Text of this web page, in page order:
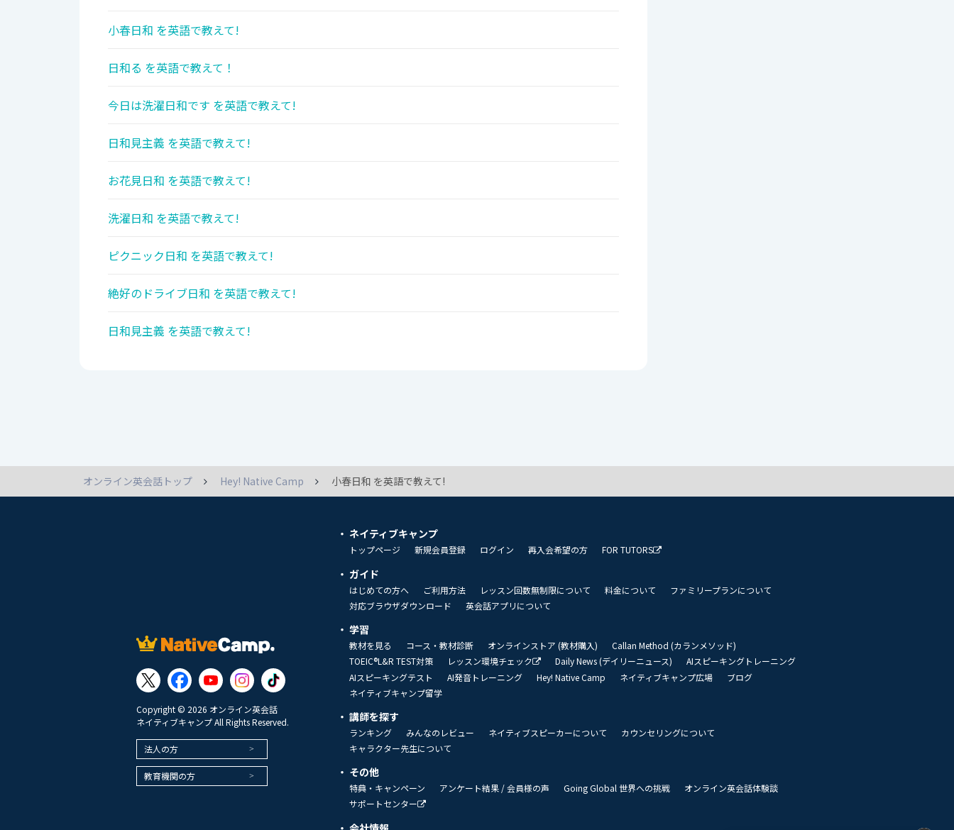
小春日和 を英語で教えて!
日和る を英語で教えて！
今日は洗濯日和です を英語で教えて!
日和見主義 を英語で教えて!
お花見日和 を英語で教えて!
洗濯日和 を英語で教えて!
ピクニック日和 を英語で教えて!
絶好のドライブ日和 を英語で教えて!
日和見主義 を英語で教えて!
オンライン英会話トップ Hey! Native Camp 小春日和 を英語で教えて!
Copyright © 2026 オンライン英会話
ネイティブキャンプ All Rights Reserved.
法人の方
教育機関の方
ネイティブキャンプ
トップページ 新規会員登録 ログイン 再入会希望の方 FOR TUTORS
ガイド
はじめての方へ ご利用方法 レッスン回数無制限について 料金について
ファミリープランについて
対応ブラウザダウンロード
英会話アプリについて
学習
教材を見る コース・教材診断 オンラインストア (教材購入)
Callan Method (カランメソッド)
TOEIC®L&R TEST対策
レッスン環境チェック Daily News (デイリーニュース)
AIスピーキングトレーニング
AIスピーキングテスト
AI発音トレーニング Hey! Native Camp ネイティブキャンプ広場
ブログ
ネイティブキャンプ留学
講師を探す
ランキング みんなのレビュー ネイティブスピーカーについて
カウンセリングについて
キャラクター先生について
その他
特典・キャンペーン アンケート結果 / 会員様の声 Going Global 世界への挑戦
オンライン英会話体験談
サポートセンター